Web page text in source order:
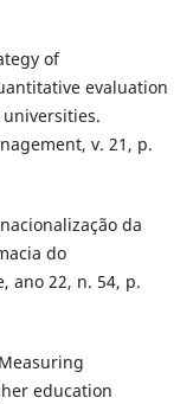
of
evaluation
v. 21, p.
da
do
ano 22, n. 54, p.
Measuring
education